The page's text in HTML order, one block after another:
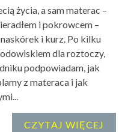
życia, a sam materac –
i pokrowcem –
i kurz. Po kilku
dla roztoczy,
podpowiadam, jak
z materaca i jak
CZYTAJ WIĘCEJ